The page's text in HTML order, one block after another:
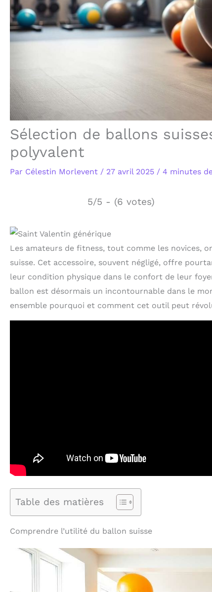
Sélection de ballons
polyvalent
Par Célestin Morlevent / 27 avril 2025 / 4 minutes
5/5 - (6 votes)
Les amateurs de fitness, tout comme les novices,
suisse. Cet accessoire, souvent négligé, offre
leur condition physique dans le confort de leur
ballon est désormais un incontournable dans le
ensemble pourquoi et comment cet outil peut
Table des matières
Comprendre l’utilité du ballon suisse